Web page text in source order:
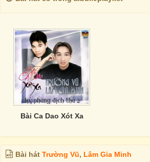
Bài Ca Dao Xót Xa
Bài hát Trường Vũ, Lâm Gia Minh